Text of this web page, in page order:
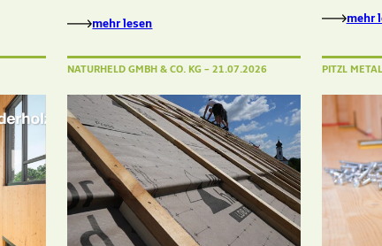
mehr lesen mehr
NATURHELD GMBH & CO. KG– 21.07.2026 PITZL